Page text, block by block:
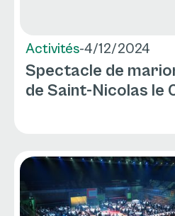
Activités-4/12/2024
Spectacle de
de Saint-Nicolas le